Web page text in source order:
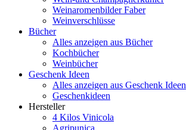
Weinaromenbilder Faber
Weinverschlüsse
Bücher
Alles anzeigen aus Bücher
Kochbücher
Weinbücher
Geschenk Ideen
Alles anzeigen aus Geschenk Ideen
Geschenkideen
Hersteller
4 Kilos Vinicola
Agripunica